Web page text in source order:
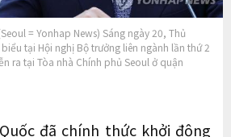
= Yonhap News) Sáng ngày 20, Thủ
tại Hội nghị Bộ trưởng liên ngành lần thứ 2
ra tại Tòa nhà Chính phủ Seoul ở quận
đã chính thức khởi động